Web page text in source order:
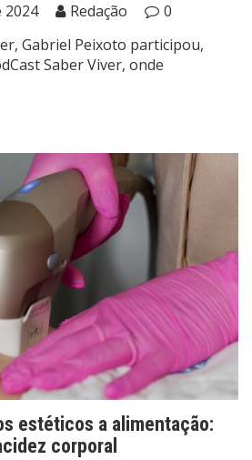
2024 Redação
0
Gabriel Peixoto participou,
Saber Viver, onde
estéticos a alimentação:
corporal